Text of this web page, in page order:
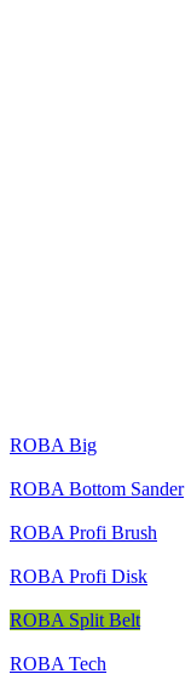
ROBA Big
ROBA Bottom Sander
ROBA Profi Brush
ROBA Profi Disk
ROBA Split Belt
ROBA Tech